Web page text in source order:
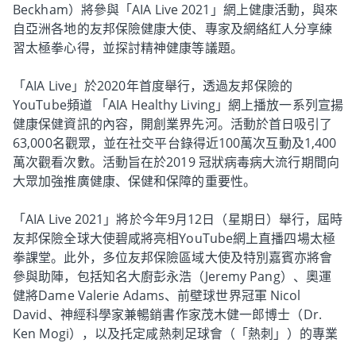
Beckham）將參與「AIA Live 2021」網上健康活動，與來
自亞洲各地的友邦保險健康大使、專家及網絡紅人分享練
習太極拳心得，並探討精神健康等議題。
「AIA Live」於2020年首度舉行，透過友邦保險的
YouTube頻道 「AIA Healthy Living」網上播放一系列宣揚
健康保健資訊的內容，開創業界先河。活動於首日吸引了
63,000名觀眾，並在社交平台錄得近100萬次互動及1,400
萬次觀看次數。活動旨在於2019 冠狀病毒病大流行期間向
大眾加強推廣健康、保健和保障的重要性。
「AIA Live 2021」將於今年9月12日（星期日）舉行，屆時
友邦保險全球大使碧咸將亮相YouTube網上直播四場太極
拳課堂。此外，多位友邦保險區域大使及特別嘉賓亦將會
參與助陣，包括知名大廚彭永浩（Jeremy Pang）、奧運
健將Dame Valerie Adams、前壁球世界冠軍 Nicol
David、神經科學家兼暢銷書作家茂木健一郎博士（Dr.
Ken Mogi），以及托定咸熱刺足球會（「熱刺」）的專業